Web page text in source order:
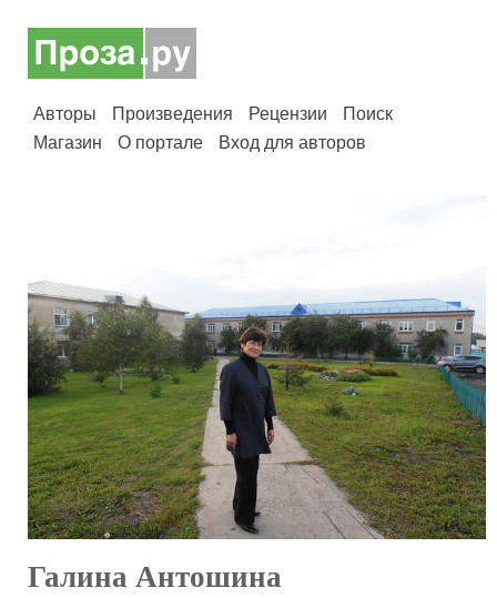
Авторы Произведения Рецензии
Поиск
Магазин
О портале Вход для авторов
Галина Антошина